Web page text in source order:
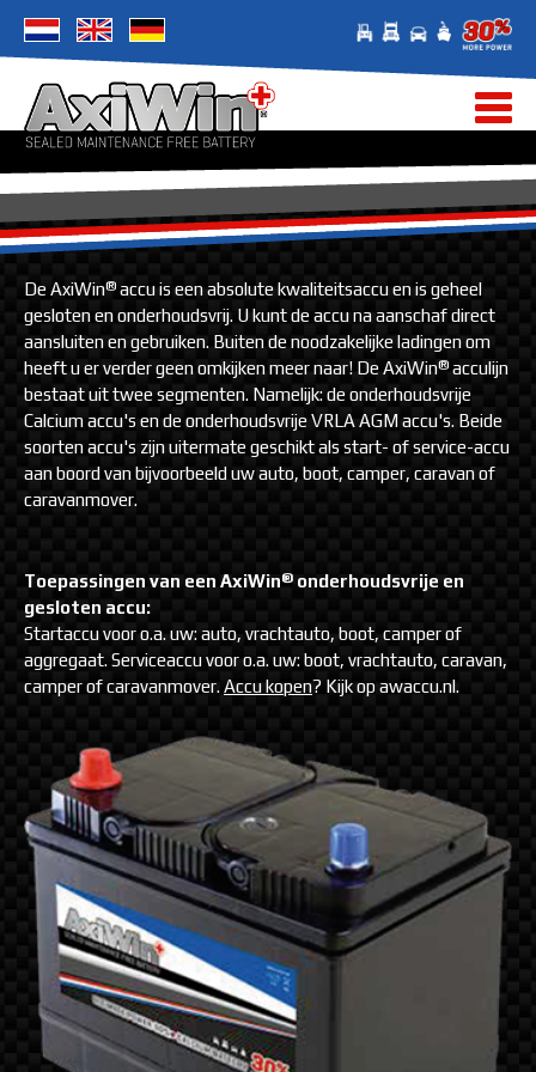
De AxiWin® accu is een absolute kwaliteitsaccu en is geheel
gesloten en onderhoudsvrij. U kunt de accu na aanschaf direct
aansluiten en gebruiken. Buiten de noodzakelijke ladingen om
heeft u er verder geen omkijken meer naar! De AxiWin® acculijn
bestaat uit twee segmenten. Namelijk: de onderhoudsvrije
Calcium accu's en de onderhoudsvrije VRLA AGM accu's. Beide
soorten accu's zijn uitermate geschikt als start- of service-accu
aan boord van bijvoorbeeld uw auto, boot, camper, caravan of
caravanmover.
Toepassingen van een AxiWin® onderhoudsvrije en
gesloten accu:
Startaccu voor o.a. uw: auto, vrachtauto, boot, camper of
aggregaat. Serviceaccu voor o.a. uw: boot, vrachtauto, caravan,
camper of caravanmover.Accu kopen? Kijk op awaccu.nl.